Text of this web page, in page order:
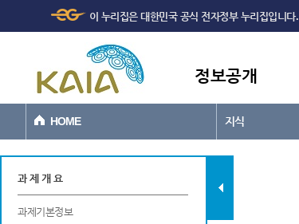
본문바로가기
이 누리집은 대한민국 공식 전자정부 누리집입니다.
정보공개
HOME 지식
과제현황
과 제 개 요
과제기본정보